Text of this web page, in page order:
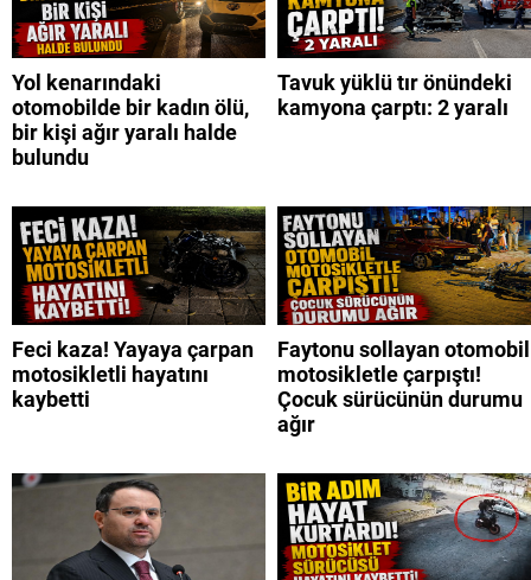
Yol kenarındaki
otomobilde bir kadın ölü,
bir kişi ağır yaralı halde
bulundu
Tavuk yüklü tır önündeki
kamyona çarptı: 2 yaralı
Feci kaza! Yayaya çarpan
motosikletli hayatını
kaybetti
Faytonu sollayan otomobil
motosikletle çarpıştı!
Çocuk sürücünün durumu
ağır